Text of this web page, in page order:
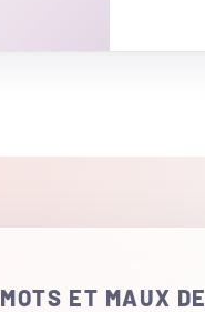
MOTS ET MAUX